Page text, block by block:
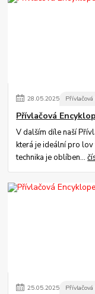
28.05.2025
Přívlačová
V dalším díle naší
která je ideální pro lov
technika je oblíben...
25.05.2025